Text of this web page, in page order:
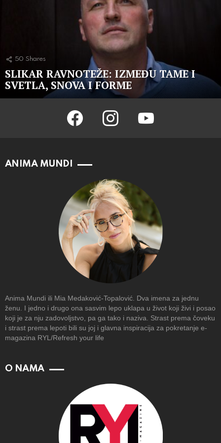
50 Shares
SLIKAR RAVNOTEŽE: IZMEĐU TAME I
SVETLA, SNOVA I FORME
facebook instagram youtube
ANIMA MUNDI
Anima Mundi ili Mia Medaković-Topalović. Dva imena za jednu
ženu. I jedno i drugo ona sasvim lepo uklapa u život koji živi i posao
koji je za nju zadovoljstvo, pa ga tako i naziva. Strast prema čoveku
i strast prema lepoti bili su joj i glavna inspiracija za pokretanje e-
magazina RYL/Refresh your life
O NAMA